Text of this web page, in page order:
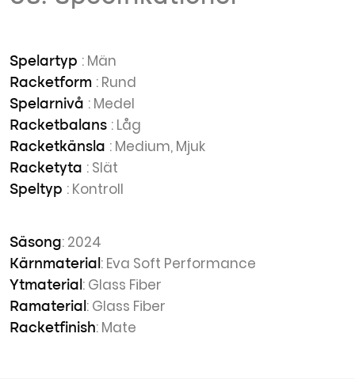
Spelartyp : Män
Racketform : Rund
Spelarnivå : Medel
Racketbalans : Låg
Racketkänsla : Medium, Mjuk
Racketyta : Slät
Speltyp : Kontroll
Säsong: 2024
Kärnmaterial : Eva Soft Performance
Ytmaterial : Glass Fiber
Ramaterial : Glass Fiber
Racketfinish: Mate